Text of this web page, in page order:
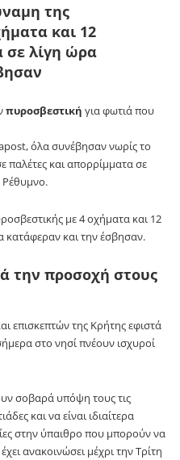
της
και 12
σε λίγη ώρα
πυροσβεστική για φωτιά που
όλα συνέβησαν νωρίς το
παλέτες και απορρίμματα σε
Ρέθυμνο.
με 4 οχήματα και 12
και την έσβησαν.
την προσοχή στους
επισκεπτών της Κρήτης εφιστά
στο νησί πνέουν ισχυροί
σοβαρά υπόψη τους τις
και να είναι ιδιαίτερα
στην ύπαιθρο που μπορούν να
ανακοινώσει μέχρι την Τρίτη